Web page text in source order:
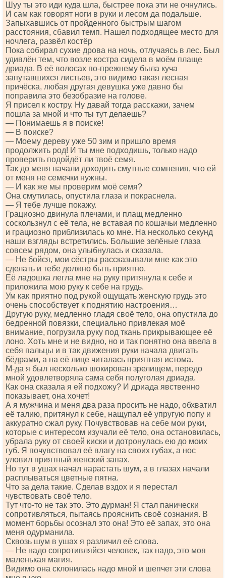
Шуу ты это иди куда шла, быстрее пока эти не очнулись.
И сам как говорят ноги в руки и лесом да подальше.
Запыхавшись от пройденного быстрым шагом
расстояния, сбавил темп. Нашел подходящее место для
ночлега, развёл костёр
Пока собирал сухие дрова на ночь, отлучаясь в лес. Был
удивлён тем, что возле костра сидела в моём плаще
дриада. В её волосах по-прежнему была куча
запутавшихся листьев, это видимо такая лесная
причёска, любая другая девушка уже давно бы
поправила это безобразие на голове.
Я присел к костру. Ну давай тогда расскажи, зачем
пошла за мной и что ты тут делаешь?
— Понимаешь я в поиске!
— В поиске?
— Моему дереву уже 50 зим и пришло время
продолжить род! И ты мне подходишь, только надо
проверить подойдёт ли твоё семя.
Так до меня начали доходить смутные сомнения, что ей
от меня не семечки нужны.
— И как же мы проверим моё семя?
Она смутилась, опустила глаза и покраснела.
— Я тебе лучше покажу.
Грациозно двинула плечами, и плащ медленно
соскользнул с её тела, не вставая по кошачьи медленно
и грациозно приблизилась ко мне. На несколько секунд
наши взгляды встретились. Большие зелёные глаза
совсем рядом, она улыбнулась и сказала.
— Не бойся, мои сёстры рассказывали мне как это
сделать и тебе должно быть приятно.
Её ладошка легла мне на руку притянула к себе и
приложила мою руку к себе на грудь.
Ум как приятно под рукой ощущать женскую грудь это
очень способствует к поднятию настроения…
Другую руку, медленно гладя своё тело, она опустила до
бедренной повязки, специально привлекая моё
внимание, погрузила руку под ткань прикрывающее её
лоно. Хоть мне и не видно, но и так понятно она ввела в
себя пальцы и в так движения руки начала двигать
бёдрами, а на её лице читалась приятная истома.
М-да я был несколько шокирован зрелищем, передо
мной удовлетворяла сама себя полуголая дриада.
Как она сказала я ей подхожу? И дриада явственно
показывает, она хочет!
А я мужчина и меня два раза просить не надо, обхватил
её талию, притянул к себе, нащупал её упругую попу и
аккуратно сжал руку. Почувствовав на себе мои руки,
которые с интересом изучали её тело, она остановилась,
убрала руку от своей киски и дотронулась ею до моих
губ. Я почувствовал её влагу на своих губах, а нос
уловил приятный женский запах.
Но тут в ушах начал нарастать шум, а в глазах начали
расплываться цветные пятна.
Что за дела такие. Сделав вздох и я перестал
чувствовать своё тело.
Тут что-то не так это. Это дурман! Я стал панически
сопротивляться, пытаясь прояснить своё сознания. В
момент борьбы осознал это она! Это её запах, это она
меня одурманила.
Сквозь шум в ушах я различил её слова.
— Не надо сопротивляйся человек, так надо, это моя
маленькая магия.
Видимо она склонилась надо мной и шепчет эти слова